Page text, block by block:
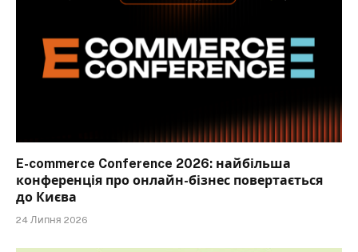
E-commerce Conference 2026: найбільша
конференція про онлайн-бізнес повертається
до Києва
24 Липня 2026